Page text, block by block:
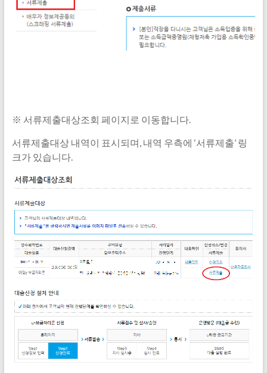
※ 서류제출대상조회 페이지로 이동합니다.
서류제출대상 내역이 표시되며, 내역 우측에 ‘서류제출’ 링
크가 있습니다.